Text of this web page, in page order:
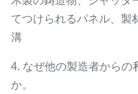
てつけられるパネル、製
溝
4. なぜ他の製造者からの
か。